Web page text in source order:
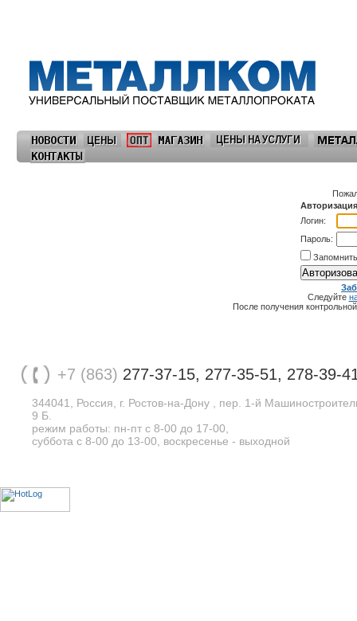
Авторизация
Логин:
Пароль:
Следуйте
После получения
+7 (863) 277-37-15, 277-35-51, 278-39-
344041, Россия, г. Ростов-на-Дону , пер. 1-й
9 Б.
режим работы: пн-пт с 8-00 до 17-00,
суббота с 8-00 до 13-00, воскресенье - выходной